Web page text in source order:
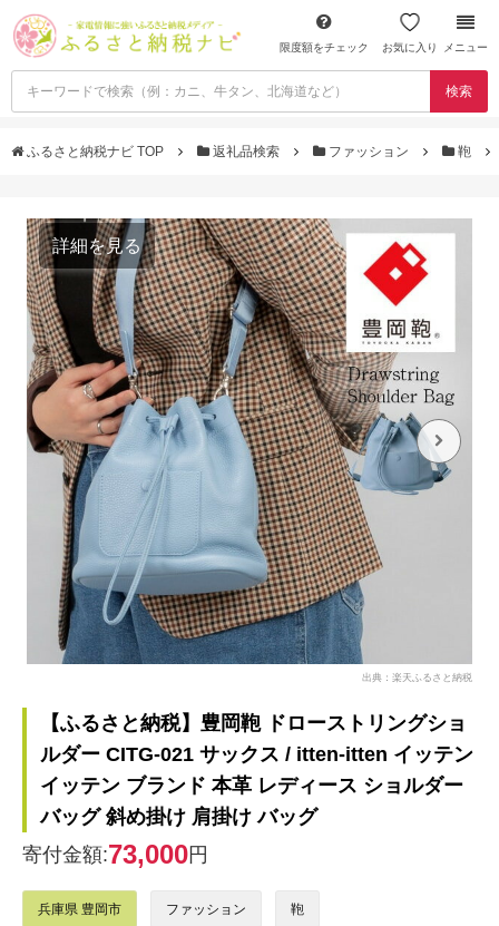
限度額をチェック お気に入り メニュー
検索
ふるさと納税ナビ TOP 返礼品検索 ファッション 鞄
詳細を見る
出典：楽天ふるさと納税
【ふるさと納税】豊岡鞄 ドローストリングショ
ルダー CITG-021 サックス / itten-itten イッテン
イッテン ブランド 本革 レディース ショルダー
バッグ 斜め掛け 肩掛け バッグ
寄付金額:73,000円
兵庫県 豊岡市 ファッション 鞄